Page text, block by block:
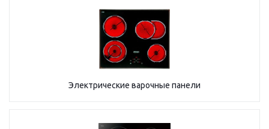
Электрические варочные панели